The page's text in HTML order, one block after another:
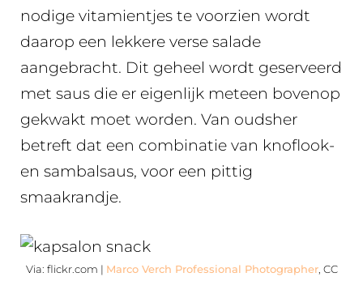
nodige vitamientjes te voorzien wordt
daarop een lekkere verse salade
aangebracht. Dit geheel wordt geserveerd
met saus die er eigenlijk meteen bovenop
gekwakt moet worden. Van oudsher
betreft dat een combinatie van knoflook-
en sambalsaus, voor een pittig
smaakrandje.
Via: flickr.com | Marco Verch Professional Photographer, CC